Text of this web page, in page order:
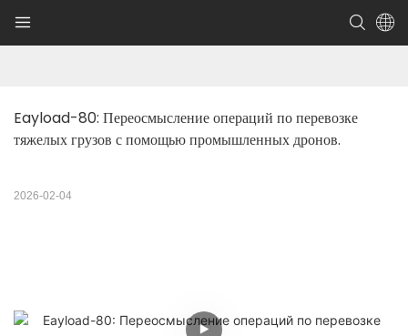
Eayload-80: Переосмысление операций по перевозке
тяжелых грузов с помощью промышленных дронов.
2026-02-04